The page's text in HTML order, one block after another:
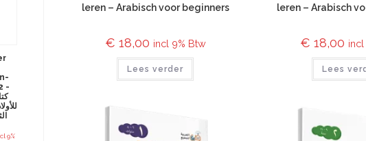
leren – Arabisch voor beginners
€ 18,00 incl 9% Btw
Lees verder
leren – Arabisch
€ 18,00 incl
Lees
-
9%